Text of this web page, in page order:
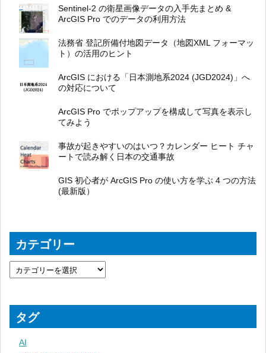
Sentinel-2 の衛星画像データの入手先まとめ &
ArcGIS Pro でのデータの利用方法
法務省 登記所備付地図データ（地図XML フォーマッ
ト）の活用のヒント
ArcGIS における「日本測地系2024 (JGD2024)」へ
の対応について
ArcGIS Pro でポップアップを構成して写真を表示し
てみよう
事故が起きやすいのはいつ？カレンダー ヒート チャ
ートで読み解く日本の交通事故
GIS 初心者が ArcGIS Pro の使い方を学ぶ 4 つの方法
(最新版）
カテゴリー
タグ
AI